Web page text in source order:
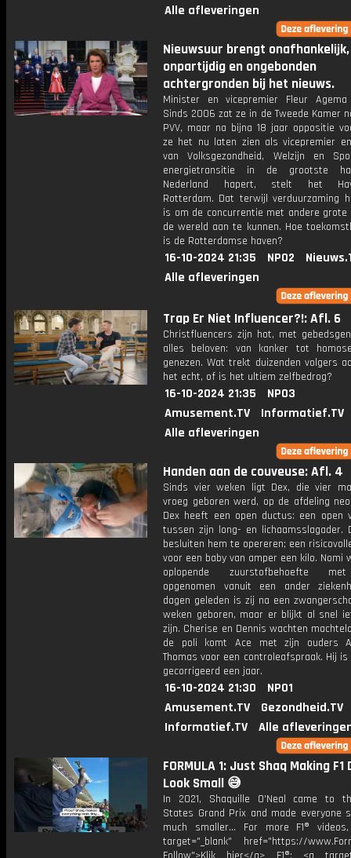
Alle afleveringen
Nieuwsuur brengt onafhankelijk,
onpartijdig en ongebonden
achtergronden bij het nieuws.
Minister en vicepremier Fleur
Sinds 2006 zat ze in de Tweede Kamer
PVV, maar na bijna 18 jaar oppositie
ze het nu laten zien als vicepremier
van Volksgezondheid, Welzijn en
energietransitie in de grootste
Nederland hapert, stelt het
Rotterdam. Dat terwijl verduurzaming
is om de concurrentie met andere grote
de wereld aan te kunnen. Hoe
is de Rotterdamse haven?
16-10-2024 21:35 NPO2
Alle afleveringen
Trap Er Niet Influencer?!: Afl. 6
Christfluencers zijn hot, met
alles beloven: van kanker tot
genezen. Wat trekt duizenden volgers
het echt, of is het ultiem zelfbedrog?
16-10-2024 21:35
NPO3
Amusement.TV
Informatief.TV
Alle afleveringen
Handen aan de couveuse: Afl. 4
Sinds vier weken ligt Dex, die vier
vroeg geboren werd, op de afdeling
Dex heeft een open ductus: een open
tussen zijn long- en lichaamsslagader.
besluiten hem te opereren; een
voor een baby van amper een kilo. Nomi
oplopende zuurstofbehoefte
opgenomen vanuit een ander
dagen geleden is zij na een
weken geboren, maar er blijkt al snel
zijn. Cherise en Dennis wachten
de poli komt Ace met zijn ouders
Thomas voor een controleafspraak. Hij
gecorrigeerd een jaar.
16-10-2024 21:30
NPO1
Amusement.TV
Gezondheid.TV
Informatief.TV
Alle
FORMULA 1: Just Shaq Making
Look Small 😅
In 2021, Shaquille O'Neal came to
States Grand Prix and made everyone
much smaller... For more F1®
target="_blank" href="https://